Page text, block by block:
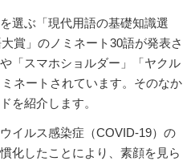
選ぶ「現代用語の基礎知識選
賞」のノミネート30語が発表さ
「スマホショルダー」「ヤクル
ネートされています。そのなか
を紹介します。
イルス感染症（COVID-19）の
化したことにより、素顔を見ら